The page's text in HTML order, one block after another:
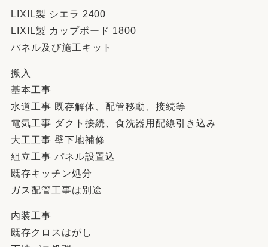
LIXIL製 シエラ 2400
LIXIL製 カップボード 1800
パネル及び施工キット
搬入
基本工事
水道工事 既存解体、配管移動、接続等
電気工事 ダクト接続、食洗器用配線引き込み
大工工事 壁下地補修
組立工事 パネル設置込
既存キッチン処分
ガス配管工事は別途
内装工事
既存クロスはがし